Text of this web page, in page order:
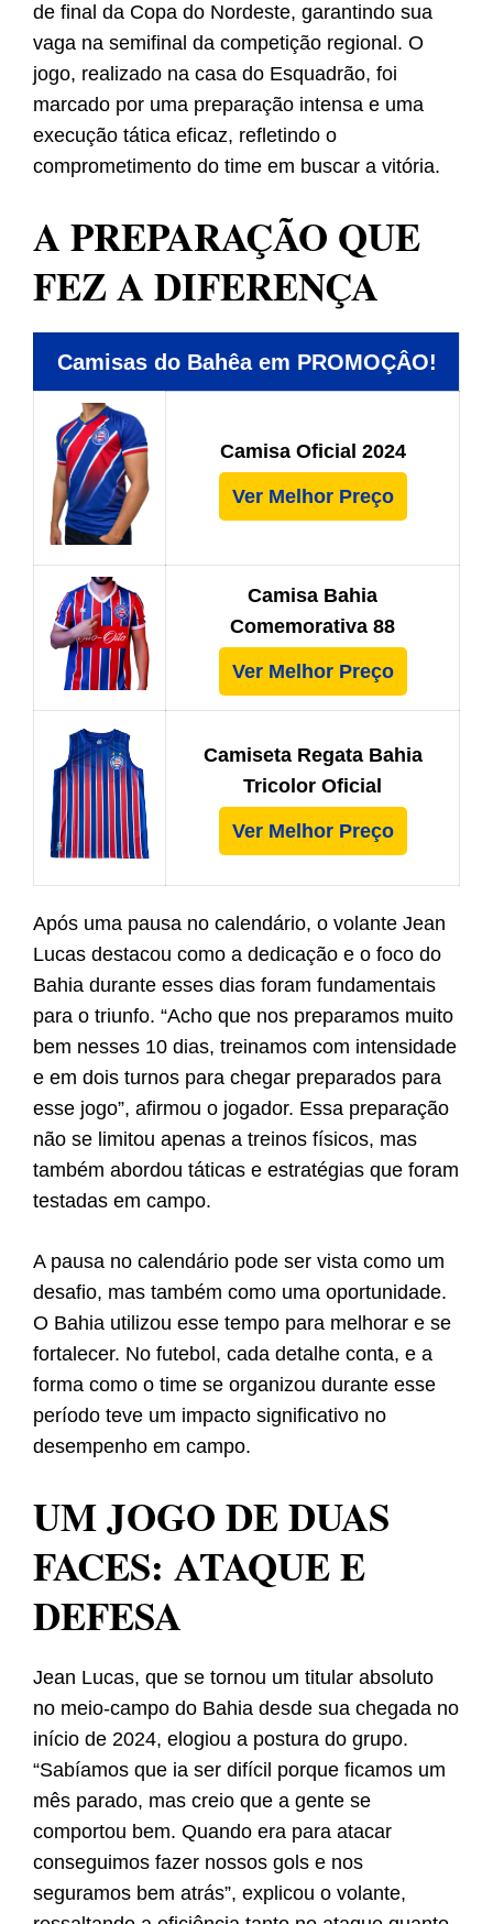
de final da Copa do Nordeste, garantindo sua
vaga na semifinal da competição regional. O
jogo, realizado na casa do Esquadrão, foi
marcado por uma preparação intensa e uma
execução tática eficaz, refletindo o
comprometimento do time em buscar a vitória.
A PREPARAÇÃO QUE
FEZ A DIFERENÇA
Camisas do Bahêa em PROMOÇÂO!
Camisa Oficial 2024
Ver Melhor Preço
Camisa Bahia
Comemorativa 88
Ver Melhor Preço
Camiseta Regata Bahia
Tricolor Oficial
Ver Melhor Preço
Após uma pausa no calendário, o volante Jean
Lucas destacou como a dedicação e o foco do
Bahia durante esses dias foram fundamentais
para o triunfo. “Acho que nos preparamos muito
bem nesses 10 dias, treinamos com intensidade
e em dois turnos para chegar preparados para
esse jogo”, afirmou o jogador. Essa preparação
não se limitou apenas a treinos físicos, mas
também abordou táticas e estratégias que foram
testadas em campo.
A pausa no calendário pode ser vista como um
desafio, mas também como uma oportunidade.
O Bahia utilizou esse tempo para melhorar e se
fortalecer. No futebol, cada detalhe conta, e a
forma como o time se organizou durante esse
período teve um impacto significativo no
desempenho em campo.
UM JOGO DE DUAS
FACES: ATAQUE E
DEFESA
Jean Lucas, que se tornou um titular absoluto
no meio-campo do Bahia desde sua chegada no
início de 2024, elogiou a postura do grupo.
“Sabíamos que ia ser difícil porque ficamos um
mês parado, mas creio que a gente se
comportou bem. Quando era para atacar
conseguimos fazer nossos gols e nos
seguramos bem atrás”, explicou o volante,